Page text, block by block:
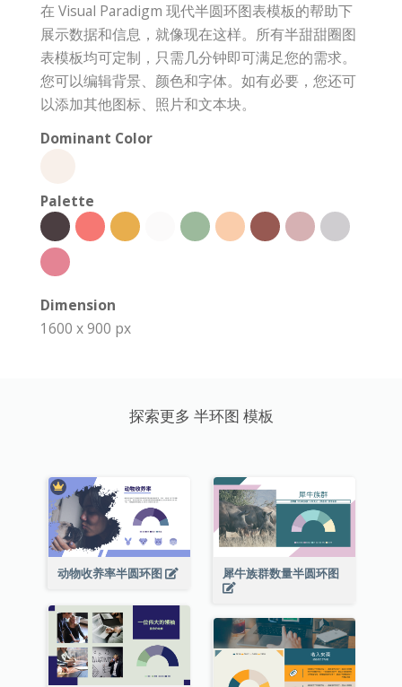
在 Visual Paradigm 现代半圆环图表模板的帮助下
展示数据和信息，就像现在这样。所有半甜甜圈图
表模板均可定制，只需几分钟即可满足您的需求。
您可以编辑背景、颜色和字体。如有必要，您还可
以添加其他图标、照片和文本块。
Dominant Color
Palette
Dimension
1600 x 900 px
探索更多 半环图 模板
动物收养率半圆环图 犀牛族群数量半圆环图